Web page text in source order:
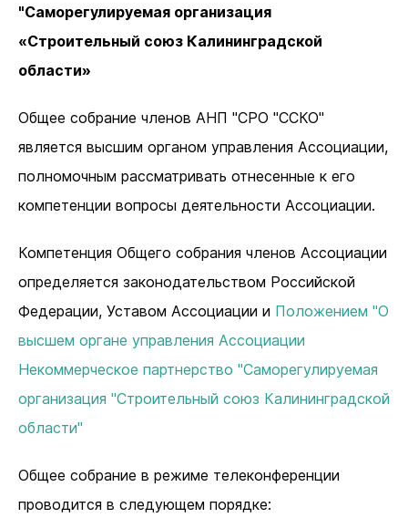
"Саморегулируемая организация
«Строительный союз Калининградской
области»
Общее собрание членов АНП "СРО "ССКО"
является высшим органом управления Ассоциации,
полномочным рассматривать отнесенные к его
компетенции вопросы деятельности Ассоциации.
Компетенция Общего собрания членов Ассоциации
определяется законодательством Российской
Федерации, Уставом Ассоциации и Положением "О
высшем органе управления Ассоциации
Некоммерческое партнерство "Саморегулируемая
организация "Строительный союз Калининградской
области"
Общее собрание в режиме телеконференции
проводится в следующем порядке: